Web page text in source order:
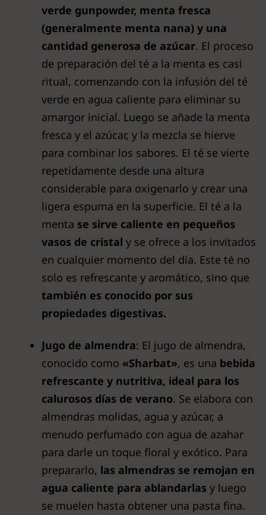
verde gunpowder, menta fresca
(generalmente menta nana) y una
cantidad generosa de azúcar. El proceso
de preparación del té a la menta es casi
ritual, comenzando con la infusión del té
verde en agua caliente para eliminar su
amargor inicial. Luego se añade la menta
fresca y el azúcar, y la mezcla se hierve
para combinar los sabores. El té se vierte
repetidamente desde una altura
considerable para oxigenarlo y crear una
ligera espuma en la superficie. El té a la
menta se sirve caliente en pequeños
vasos de cristal y se ofrece a los invitados
en cualquier momento del día. Este té no
solo es refrescante y aromático, sino que
también es conocido por sus
propiedades digestivas.
Jugo de almendra: El jugo de almendra,
conocido como «Sharbat», es una bebida
refrescante y nutritiva, ideal para los
calurosos días de verano. Se elabora con
almendras molidas, agua y azúcar, a
menudo perfumado con agua de azahar
para darle un toque floral y exótico. Para
prepararlo, las almendras se remojan en
agua caliente para ablandarlas y luego
se muelen hasta obtener una pasta fina.